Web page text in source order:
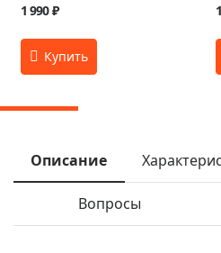
1 990 ₽
Описание
Вопросы